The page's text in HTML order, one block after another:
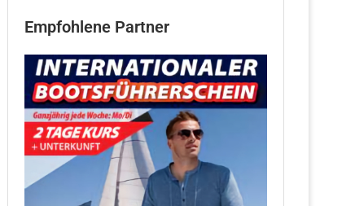
Empfohlene Partner